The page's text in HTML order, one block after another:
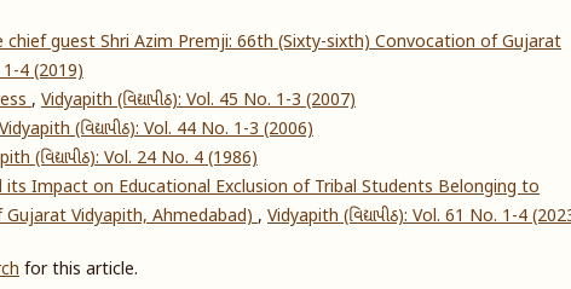
guest Shri Azim Premji: 66th (Sixty-sixth) Convocation of Gujarat
1-4 (2019)
, Vidyapith (વિદ્યાપીઠ): Vol. 45 No. 1-3 (2007)
Vidyapith (વિદ્યાપીઠ): Vol. 44 No. 1-3 (2006)
(વિદ્યાપીઠ): Vol. 24 No. 4 (1986)
its Impact on Educational Exclusion of Tribal Students Belonging to
Vidyapith, Ahmedabad), Vidyapith (વિદ્યાપીઠ): Vol. 61 No. 1-4
for this article.